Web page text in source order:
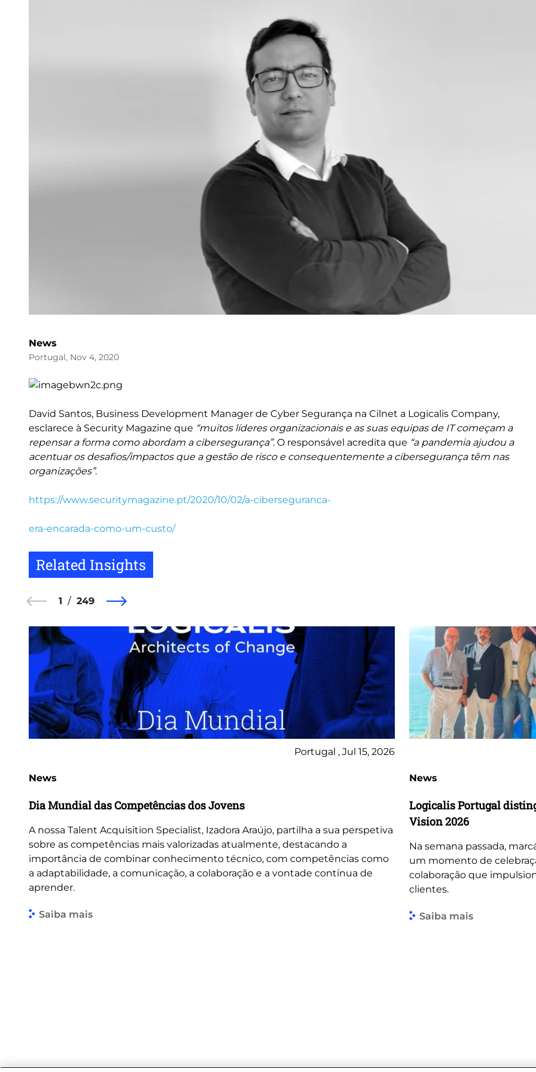
News
Portugal, Nov 4, 2020
David Santos, Business Development Manager de Cyber Segurança na Cilnet a Logicalis Company,
esclarece à Security Magazine que “muitos líderes organizacionais e as suas equipas de IT começam a
repensar a forma como abordam a cibersegurança”. O responsável acredita que “a pandemia ajudou a
acentuar os desafios/impactos que a gestão de risco e consequentemente a cibersegurança têm nas
organizações”.
https://www.securitymagazine.pt/2020/10/02/a-ciberseguranca-
era-encarada-como-um-custo/
Related Insights
1 249
Portugal , Jul 15, 2026
News
Dia Mundial das Competências dos Jovens
A nossa Talent Acquisition Specialist, Izadora Araújo, partilha a sua perspetiva
sobre as competências mais valorizadas atualmente, destacando a
importância de combinar conhecimento técnico, com competências como
a adaptabilidade, a comunicação, a colaboração e a vontade contínua de
aprender.
Saiba mais
News
Logicalis Portugal
Vision 2026
Na semana passada,
um momento de
colaboração que
clientes.
Saiba mais